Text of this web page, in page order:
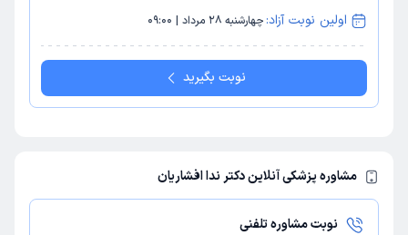
اولین نوبت آزاد: چهارشنبه 28 مرداد | 09:00
نوبت بگیرید
مشاوره پزشکی آنلاین دکتر ندا افشاریان
نوبت مشاوره تلفنی